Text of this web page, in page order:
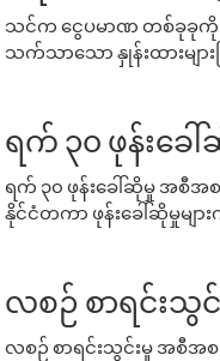
သင်က ငွေပမာဏ တစ်ခုခုကို
သက်သာသော နှုန်းထားမျာ
ရက် ၃၀ ဖုန်းခေ
ရက် ၃၀ ဖုန်းခေါ်ဆိုမှု အစီ
နိုင်ငံတကာ ဖုန်းခေါ်ဆိုမှုမျ
လစဉ် စာရင်းသွ
လစဉ် စာရင်းသွင်းမှု အစီအစ